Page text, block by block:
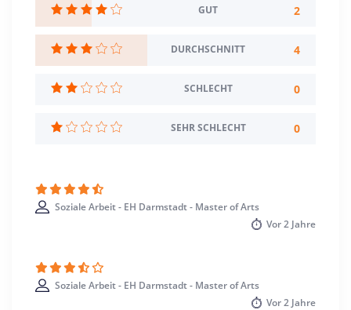
Sprache
Deutsch
Englisch
Studienbeginn
Sommersemester
Standort
Darmstadt >> Darmstadt, Wissenschaftsstadt
GUT 2
DURCHSCHNITT 4
SCHLECHT 0
SEHR SCHLECHT 0
Soziale Arbeit - EH Darmstadt - Master of Arts
Vor2 Jahre
Soziale Arbeit - EH Darmstadt - Master of Arts
Vor2 Jahre